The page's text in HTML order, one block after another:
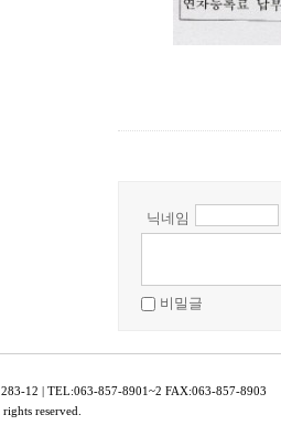
닉네임
비밀글
12 | TEL:063-857-8901~2 FAX:063-857-8903
rights reserved.